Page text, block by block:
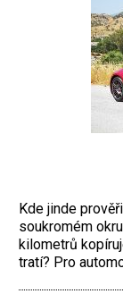
Kde jinde
soukromém
kilometrů
tratí? Pro